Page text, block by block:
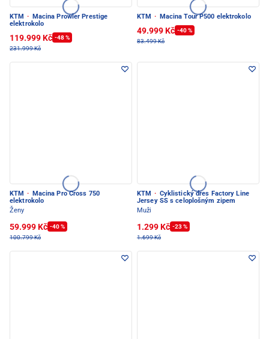
KTM ·
Macina Prowler Prestige
elektrokolo
119.999 Kč -48 %
231.999 Kč
KTM · Macina Tour P500 elektrokolo
49.999 Kč -40 %
83.499 Kč
KTM ·
Macina Pro Cross 750
elektrokolo
Ženy
59.999 Kč -40 %
100.799 Kč
KTM · Cyklistický dres Factory Line
Jersey SS s celoplošným zipem
Muži
1.299 Kč -23 %
1.699 Kč